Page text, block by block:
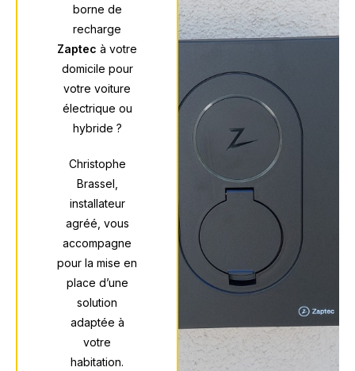
borne de
recharge
Zaptec à votre
domicile pour
votre voiture
électrique ou
hybride ?
Christophe
Brassel,
installateur
agréé, vous
accompagne
pour la mise en
place d’une
solution
adaptée à
votre
habitation.